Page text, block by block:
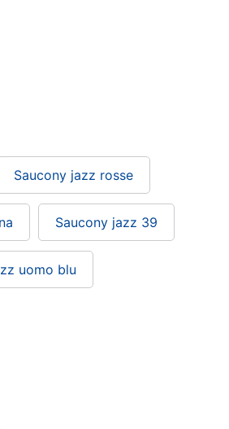
Saucony jazz rosse
Saucony jazz 39
uomo blu